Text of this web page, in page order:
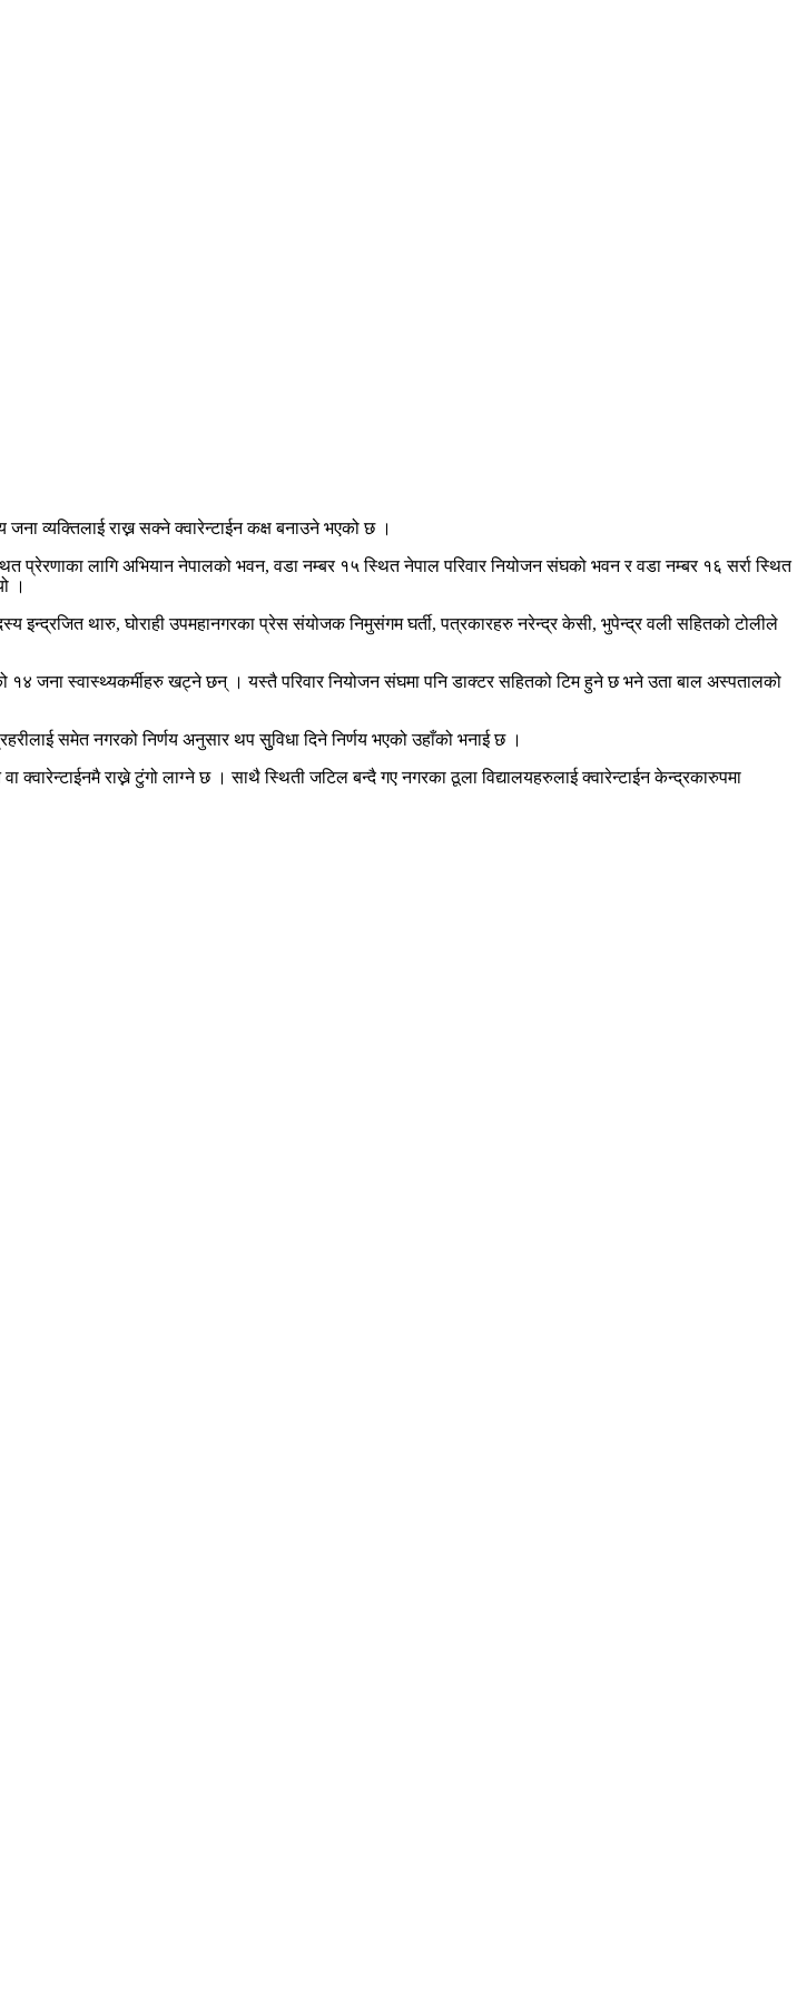
व्यक्तिलाई राख्न सक्ने क्वारेन्टाईन कक्ष बनाउने भएको छ ।
प्रेरणाका लागि अभियान नेपालको भवन, वडा नम्बर १५ स्थित नेपाल परिवार नियोजन संघको भवन र वडा नम्बर १६ सर्रा स्थित
।
थारु, घोराही उपमहानगरका प्रेस संयोजक निमुसंगम घर्ती, पत्रकारहरु नरेन्द्र केसी, भुपेन्द्र वली सहितको टोलीले
१४ जना स्वास्थ्यकर्मीहरु खट्ने छन् । यस्तै परिवार नियोजन संघमा पनि डाक्टर सहितको टिम हुने छ भने उता बाल अस्पतालको
समेत नगरको निर्णय अनुसार थप सुुविधा दिने निर्णय भएको उहाँको भनाई छ ।
क्वारेन्टाईनमै राख्ने टुंगो लाग्ने छ । साथै स्थिती जटिल बन्दै गए नगरका ठूला विद्यालयहरुलाई क्वारेन्टाईन केन्द्रकारुपमा